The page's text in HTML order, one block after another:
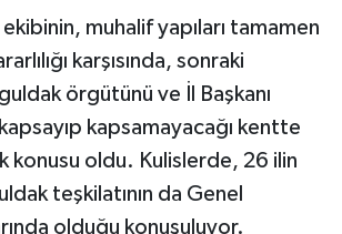
ekibinin, muhalif yapıları tamamen
karşısında, sonraki
örgütünü ve İl Başkanı
kapsamayacağı kentte
konusu oldu. Kulislerde, 26 ilin
teşkilatının da Genel
olduğu konuşuluyor.